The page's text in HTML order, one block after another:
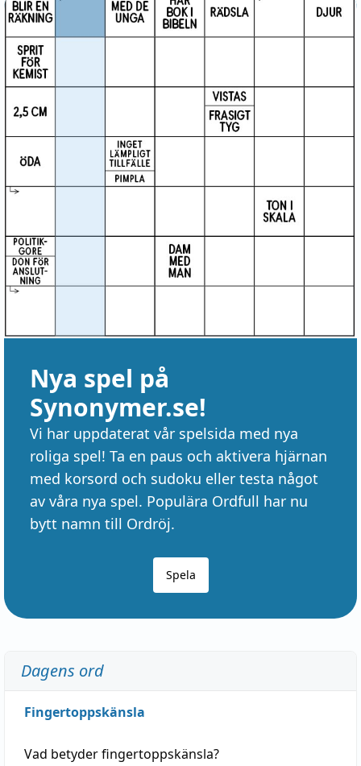
Nya spel på
Synonymer.se!
Vi har uppdaterat vår spelsida med nya
roliga spel! Ta en paus och aktivera hjärnan
med korsord och sudoku eller testa något
av våra nya spel. Populära Ordfull har nu
bytt namn till Ordröj.
Spela
Dagens ord
Fingertoppskänsla
Vad betyderfingertoppskänsla?